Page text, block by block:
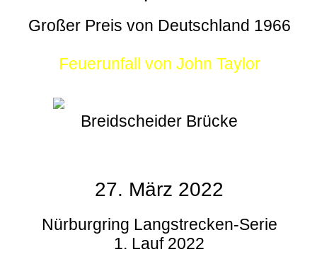
Großer Preis von Deutschland 1966
Feuerunfall von John Taylor
Breidscheider Brücke
27. März 2022
Nürburgring Langstrecken-Serie
1. Lauf 2022